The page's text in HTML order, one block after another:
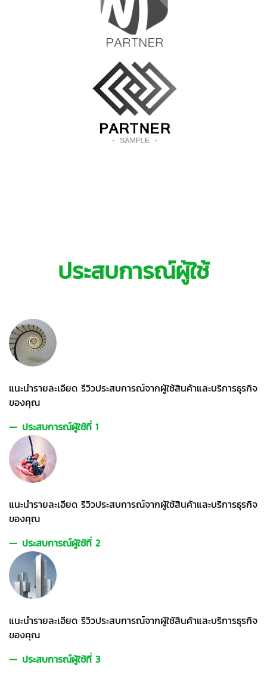
ประสบการณ์ผู้ใช้
แนะนำรายละเอียด รีวิวประสบการณ์จากผู้ใช้สินค้าและบริการธุรกิจ
ของคุณ
ประสบการณ์ผู้ใช้ที่ 1
แนะนำรายละเอียด รีวิวประสบการณ์จากผู้ใช้สินค้าและบริการธุรกิจ
ของคุณ
ประสบการณ์ผู้ใช้ที่ 2
แนะนำรายละเอียด รีวิวประสบการณ์จากผู้ใช้สินค้าและบริการธุรกิจ
ของคุณ
ประสบการณ์ผู้ใช้ที่ 3